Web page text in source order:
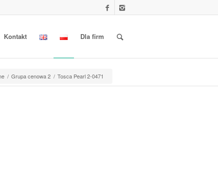
Kontakt Dla firm
/ Grupa cenowa 2 / Tosca Pearl 2-0471